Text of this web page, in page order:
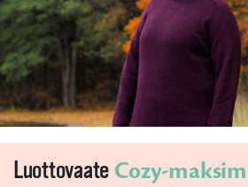
Luottovaate Cozy-